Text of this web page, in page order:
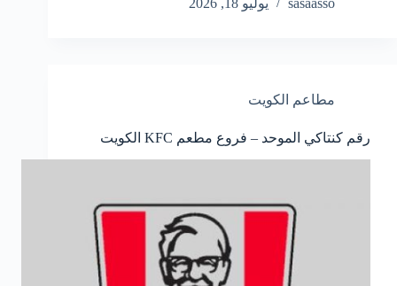
sasaasso يوليو 18, 2026
مطاعم الكويت
رقم كنتاكي الموحد – فروع مطعم KFC الكويت